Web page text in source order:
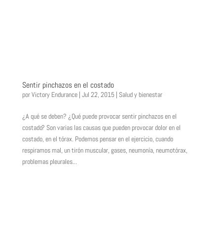
Sentir pinchazos en el costado
porVictory Endurance| Jul 22, 2015| Salud y bienestar
¿A qué se deben? ¿Qué puede provocar sentir pinchazos en el
costado? Son varias las causas que pueden provocar dolor en el
costado, en el tórax. Podemos pensar en el ejercicio, cuando
respiramos mal, un tirón muscular, gases, neumonía, neumotórax,
problemas pleurales...